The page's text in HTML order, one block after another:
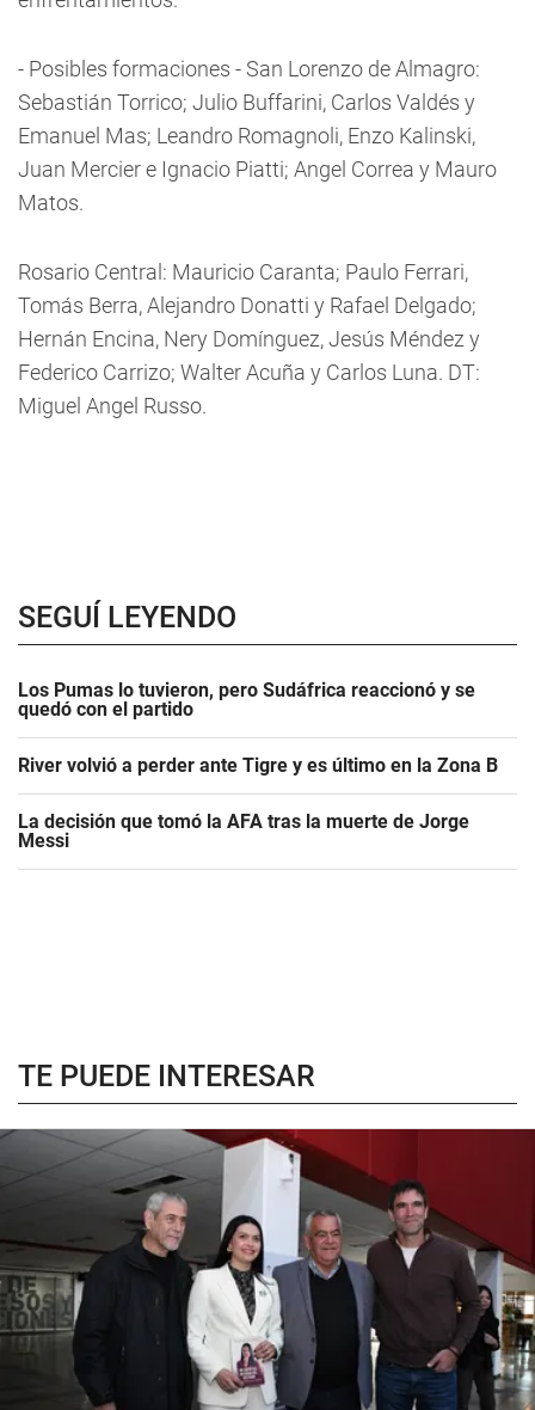
- Posibles formaciones - San Lorenzo de Almagro:
Sebastián Torrico; Julio Buffarini, Carlos Valdés y
Emanuel Mas; Leandro Romagnoli, Enzo Kalinski,
Juan Mercier e Ignacio Piatti; Angel Correa y Mauro
Matos.
Rosario Central: Mauricio Caranta; Paulo Ferrari,
Tomás Berra, Alejandro Donatti y Rafael Delgado;
Hernán Encina, Nery Domínguez, Jesús Méndez y
Federico Carrizo; Walter Acuña y Carlos Luna. DT:
Miguel Angel Russo.
SEGUÍ LEYENDO
Los Pumas lo tuvieron, pero Sudáfrica reaccionó y se
quedó con el partido
River volvió a perder ante Tigre y es último en la Zona B
La decisión que tomó la AFA tras la muerte de Jorge
Messi
TE PUEDE INTERESAR